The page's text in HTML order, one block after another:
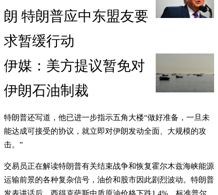
朗 特朗普应中东盟友要
求暂缓行动
伊媒：美方提议暂免对
伊朗石油制裁
特朗普还写道，他已进一步指示五角大楼“做好准备，一旦未
能达成可接受的协议，就立即对伊朗发动全面、大规模的攻
击。”
交易员正在解读特朗普有关结束战争和恢复霍尔木兹海峡能源
运输前景的各种复杂信号，油价和股市因此剧烈波动。特朗普